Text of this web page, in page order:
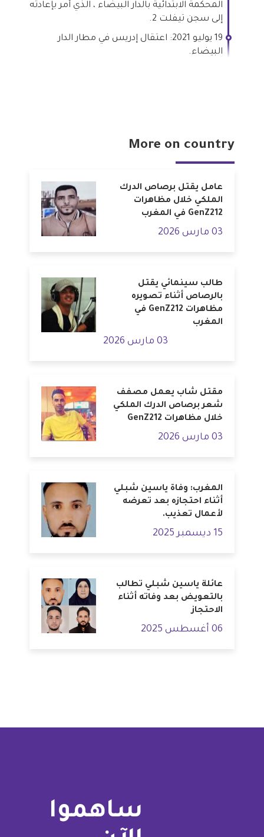
المحكمة الابتدائية بالدار البيضاء ، الذي أمر بإعادته
إلى سجن تيفلت 2.
19 يوليو 2021: اعتقال إدريس في مطار الدار
البيضاء.
More on country
عامل يقتل برصاص الدرك
الملكي خلال مظاهرات
GenZ212 في المغرب
03 مارس 2026
طالب سينمائي يقتل
بالرصاص أثناء تصويره
مظاهرات GenZ212 في
المغرب
03 مارس 2026
مقتل شاب يعمل مصفف
شعر برصاص الدرك الملكي
خلال مظاهرات GenZ212
03 مارس 2026
المغرب: وفاة ياسين شبلي
أثناء احتجازه بعد تعرضه
لأعمال تعذيب.
15 ديسمبر 2025
عائلة ياسين شبلي تطالب
بالتعويض بعد وفاته أثناء
الاحتجاز
06 أغسطس 2025
ساهموا